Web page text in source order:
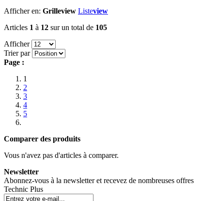
Afficher en: Grilleview Listeview
Articles 1 à 12 sur un total de 105
Afficher
Trier par
Page :
1
2
3
4
5
Comparer des produits
Vous n'avez pas d'articles à comparer.
Newsletter
Abonnez-vous à la newsletter et recevez de nombreuses offres
Technic Plus